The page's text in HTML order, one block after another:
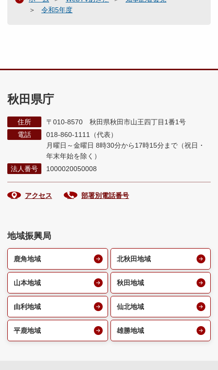
令和5年度
秋田県庁
住所
〒010-8570 秋田県秋田市山王四丁目1番1号
電話
018-860-1111（代表）
月曜日～金曜日 8時30分から17時15分まで （祝日・
年末年始を除く）
法人番号
1000020050008
アクセス 部署別電話番号
地域振興局
鹿角地域 北秋田地域
山本地域 秋田地域
由利地域 仙北地域
平鹿地域 雄勝地域